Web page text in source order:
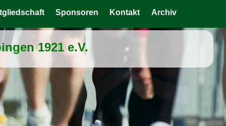
Sponsoren Kontakt Archiv
1921 e.V.